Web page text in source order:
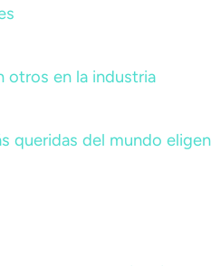
otros en la industria
queridas del mundo